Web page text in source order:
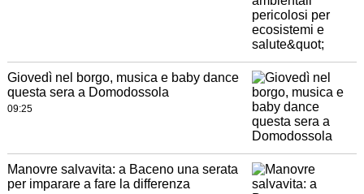
Giovedì nel borgo, musica e baby dance
questa sera a Domodossola
09:25
Manovre salvavita: a Baceno una serata
per imparare a fare la differenza